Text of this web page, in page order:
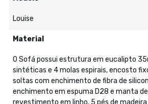
Louise
Material
O Sofá possui estrutura em eucalipto
sintéticas e 4 molas espirais, encosto
soltas com enchimento de fibra de
enchimento em espuma D28 e manta
revestimento em linho, 5 pés de